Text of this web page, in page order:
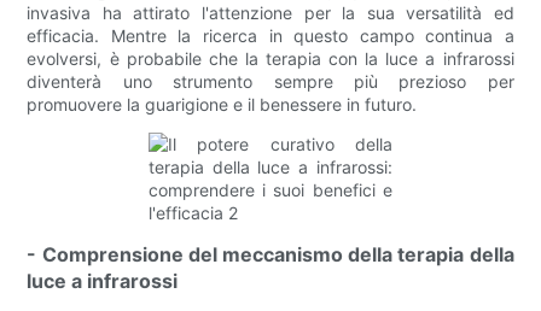
invasiva ha attirato l'attenzione per la sua versatilità ed
efficacia. Mentre la ricerca in questo campo continua a
evolversi, è probabile che la terapia con la luce a infrarossi
diventerà uno strumento sempre più prezioso per
promuovere la guarigione e il benessere in futuro.
- Comprensione del meccanismo della terapia della
luce a infrarossi